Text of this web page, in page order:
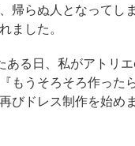
帰らぬ人となってし
ました。
ある日、私がアトリ
もうそろそろ作った
びドレス制作を始め